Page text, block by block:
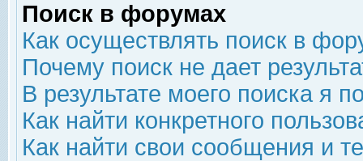
Поиск в форумах
Как осуществлять поиск в
Почему поиск не дает
В результате моего поиска я
Как найти конкретного
Как найти свои сообщения и